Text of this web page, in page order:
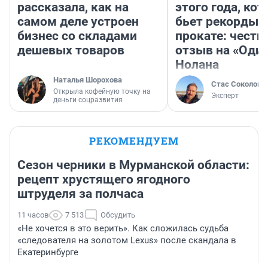
рассказала, как на
самом деле устроен
бизнес со складами
дешевых товаров
Наталья Шорохова
Открыла кофейную точку на
деньги соцразвития
этого года,
бьет рекорды в
прокате:
отзыв на
Нолана
Стас Соколов
Эксперт
РЕКОМЕНДУЕМ
Сезон черники в Мурманской области:
рецепт хрустящего ягодного
штруделя за полчаса
11 часов 7 513 Обсудить
«Не хочется в это верить». Как сложилась судьба
«следователя на золотом Lexus» после скандала в
Екатеринбурге